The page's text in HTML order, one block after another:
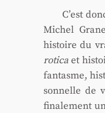
C’est
Michel
his­toire du
ro­ti­caet
fan­tasme,
son­nelle de
fina­le­ment